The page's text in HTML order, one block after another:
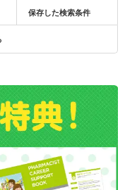
保存した検索条件